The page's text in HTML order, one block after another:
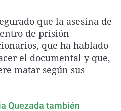
Gente viajera
Como el perro y el
Retornados
Equipo de
Operación Viuda
Galicia
La Rioja
Navarra
Televisión
Elecciones
que la asesina de
de prisión
que ha hablado
el documental y que,
matar según sus
Quezada también